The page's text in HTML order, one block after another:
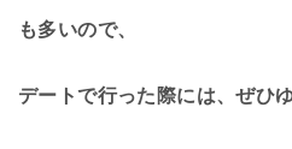
も多いので、
デートで行った際には、ぜひ